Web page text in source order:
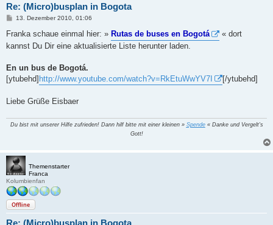
Re: (Micro)busplan in Bogota
B
i
r
13. Dezember 2010, 01:06
Franka schaue einmal hier: » Rutas de buses en Bogotá
« dort
kannst Du Dir eine aktualisierte Liste herunter laden.
En un bus de Bogotá.
[ytubehd]http://www.youtube.com/watch?v=RkEtuWwYV7I [/ytubehd]
Liebe Grüße Eisbaer
Du bist mit unserer Hilfe zufrieden! Dann hilf bitte mit einer kleinen » Spende« Danke und Vergelt's
Gott!
Themenstarter
Franca
Kolumbienfan
Offline
Re: (Micro)busplan in Bogota